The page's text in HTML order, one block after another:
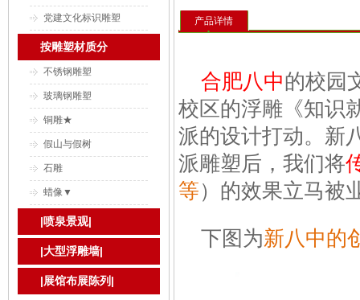
产品详情
合肥八中的校园
校区的浮雕《知识
派的设计打动。新
派雕塑后，我们将
等）的效果立马被
下图为新八中的
党建文化标识雕塑
按雕塑材质分
不锈钢雕塑
玻璃钢雕塑
铜雕★
假山与假树
石雕
蜡像▼
|喷泉景观|
|大型浮雕墙|
|展馆布展陈列|